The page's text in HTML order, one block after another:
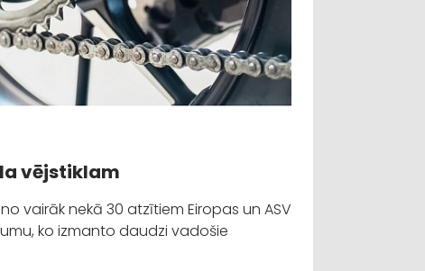
vējstiklam
vairāk nekā 30 atzītiem Eiropas un ASV
ko izmanto daudzi vadošie